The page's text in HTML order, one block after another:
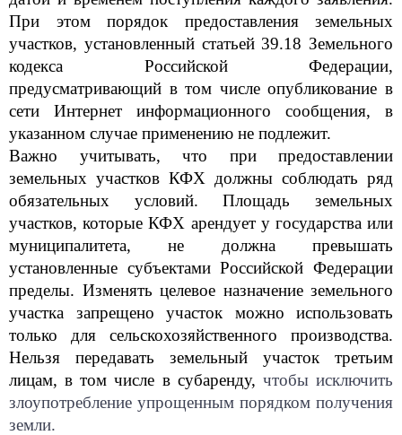
При этом порядок предоставления земельных
участков, установленный статьей 39.18 Земельного
кодекса Российской Федерации,
предусматривающий в том числе опубликование в
сети Интернет информационного сообщения, в
указанном случае применению не подлежит.
Важно учитывать, что при предоставлении
земельных участков КФХ должны соблюдать ряд
обязательных условий. Площадь земельных
участков, которые КФХ арендует у государства или
муниципалитета, не должна превышать
установленные субъектами Российской Федерации
пределы. Изменять целевое назначение земельного
участка запрещено участок можно использовать
только для сельскохозяйственного производства.
Нельзя передавать земельный участок третьим
лицам, в том числе в субаренду, чтобы исключить
злоупотребление упрощенным порядком получения
земли.